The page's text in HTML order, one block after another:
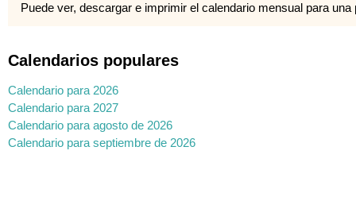
Puede ver, descargar e imprimir el calendario mensual para
Calendarios populares
Calendario para 2026
Calendario para 2027
Calendario para agosto de 2026
Calendario para septiembre de 2026